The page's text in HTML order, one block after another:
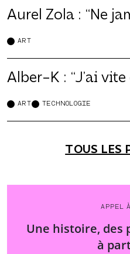
TOUS LES
ART
ART TECHNOLOGIE
APPEL
Une histoire, des
à